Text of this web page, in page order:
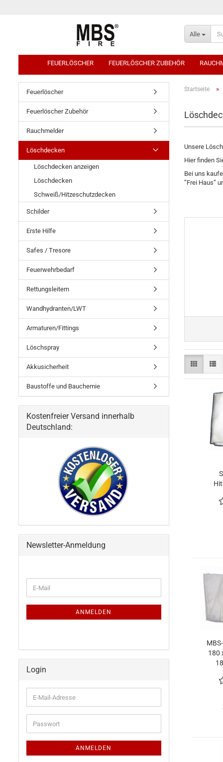
Alle
FEUERLÖSCHER FEUERLÖSCHER ZUBEHÖR
Startseite »
Unsere
Hier finden
Bei uns
”Frei Haus”
C,
180
Feuerlöscher
Feuerlöscher Zubehör
Rauchmelder
Löschdecken
Löschdecken anzeigen
Löschdecken
Schweiß/Hitzeschutzdecken
Schilder
Erste Hilfe
Safes / Tresore
Feuerwehrbedarf
Rettungsleitern
Wandhydranten/LWT
Armaturen/Fittings
Löschspray
Akkusicherheit
Baustoffe und Bauchemie
Kostenfreier Versand innerhalb
Deutschland:
Newsletter-Anmeldung
ZUR
E-
Mail
ANMELDEN
Login
E-
Mail-
Adresse
Passwort
ANMELDEN